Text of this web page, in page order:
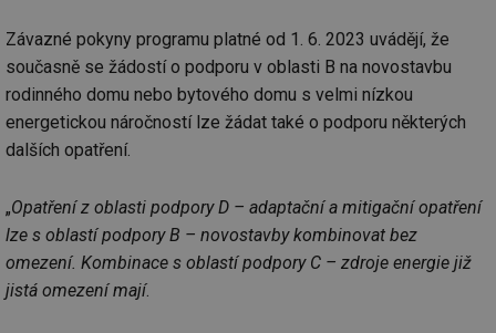
Závazné pokyny programu platné od 1. 6. 2023 uvádějí, že
současně se žádostí o podporu v oblasti B na novostavbu
rodinného domu nebo bytového domu s velmi nízkou
energetickou náročností lze žádat také o podporu některých
dalších opatření.
„Opatření z oblasti podpory D – adaptační a mitigační opatření
lze s oblastí podpory B – novostavby kombinovat bez
omezení. Kombinace s oblastí podpory C – zdroje energie již
jistá omezení mají.
Funkční soubory
Nezařazené
soubory
Nezbytně nutné soubory
Výkonové soubory
Soubory cílení
Funkční soubory